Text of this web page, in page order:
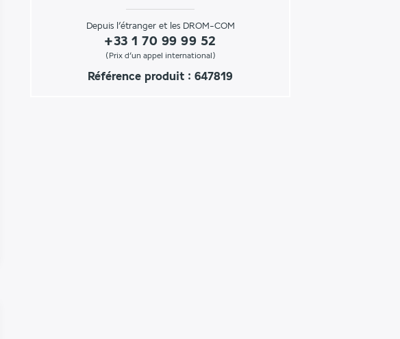
Depuis l’étranger et les DROM-COM
+33 1 70 99 99 52
(Prix d’un appel international)
Référence produit : 647819